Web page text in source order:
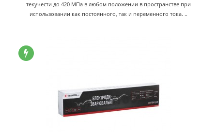
текучести до 420 МПа в любом положении в пространстве при
использовании как постоянного, так и переменного тока. ..